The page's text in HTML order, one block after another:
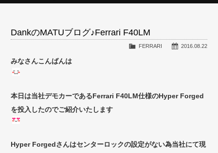
DankのMATUブログ♪Ferrari F40LM
2016.08.22
FERRARI
みなさんこんばんは
本日は当社デモカーであるFerrari F40LM仕様のHyper Forged
を投入したのでご紹介いたします
Hyper Forgedさんはセンターロックの設定がない為当社にて現